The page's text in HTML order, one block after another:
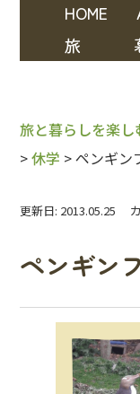
HOME
旅
旅と暮らしを楽
>休学 >ペンギン
更新日: 2013.05.25
ペンギン